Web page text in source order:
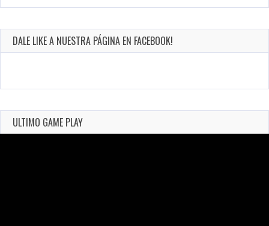
DALE LIKE A NUESTRA PÁGINA EN FACEBOOK!
ULTIMO GAME PLAY